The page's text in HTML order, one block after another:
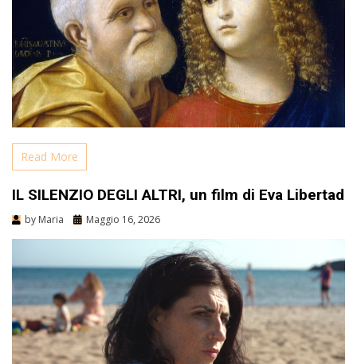
Read More
IL SILENZIO DEGLI ALTRI, un film di Eva Libertad
by Maria Maggio 16, 2026